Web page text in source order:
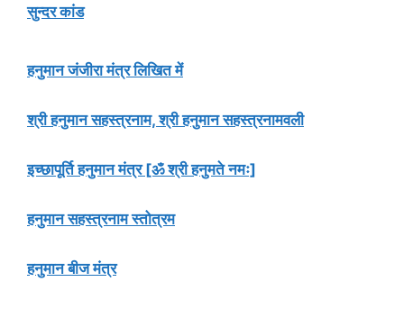
सुन्दर कांड
हनुमान जंजीरा मंत्र लिखित में
श्री हनुमान सहस्त्रनाम, श्री हनुमान सहस्त्रनामवली
इच्छापूर्ति हनुमान मंत्र [ॐ श्री हनुमते नमः]
हनुमान सहस्त्रनाम स्तोत्रम
हनुमान बीज मंत्र